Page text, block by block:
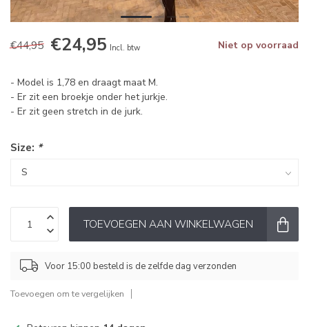
€44,95 €24,95 Incl. btw Niet op voorraad
- Model is 1,78 en draagt maat M.
- Er zit een broekje onder het jurkje.
- Er zit geen stretch in de jurk.
Size: *
TOEVOEGEN AAN WINKELWAGEN
Voor 15:00 besteld is de zelfde dag verzonden
Toevoegen om te vergelijken